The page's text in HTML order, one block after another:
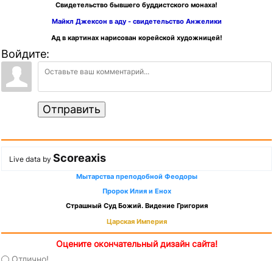
Свидетельство бывшего буддистского монаха!
Майкл Джексон в аду - свидетельство Анжелики
Ад в картинах нарисован корейской художницей!
Войдите:
Отправить
Live data by Scoreaxis
Мытарства преподобной Феодоры
Пророк Илия и Енох
Страшный Суд Божий. Видение Григория
Царская Империя
Оцените окончательный дизайн сайта!
Отлично!